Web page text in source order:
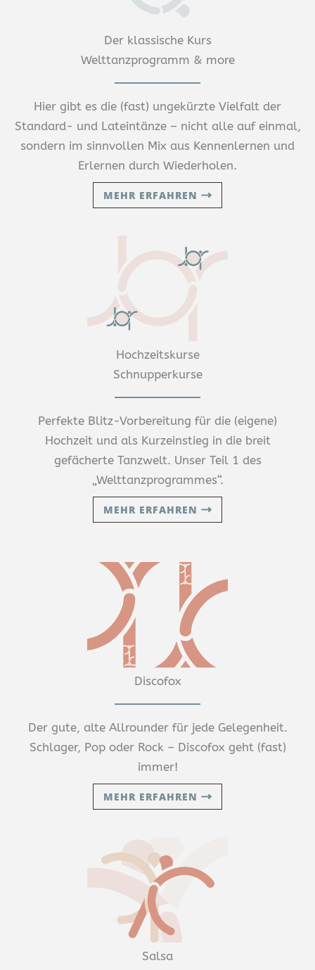
Der klassische Kurs
Welttanzprogramm & more
Hier gibt es die (fast) ungekürzte Vielfalt der
Standard- und Lateintänze – nicht alle auf einmal,
sondern im sinnvollen Mix aus Kennenlernen und
Erlernen durch Wiederholen.
MEHR ERFAHREN
Hochzeitskurse
Schnupperkurse
Perfekte Blitz-Vorbereitung für die (eigene)
Hochzeit und als Kurzeinstieg in die breit
gefächerte Tanzwelt. Unser Teil 1 des
„Welttanzprogrammes“.
MEHR ERFAHREN
Discofox
Der gute, alte Allrounder für jede Gelegenheit.
Schlager, Pop oder Rock – Discofox geht (fast)
immer!
MEHR ERFAHREN
Salsa